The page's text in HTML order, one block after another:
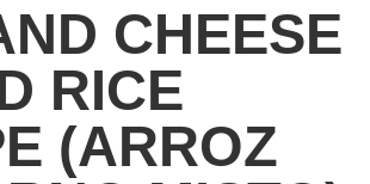
CHEESE
RICE
(ARROZ